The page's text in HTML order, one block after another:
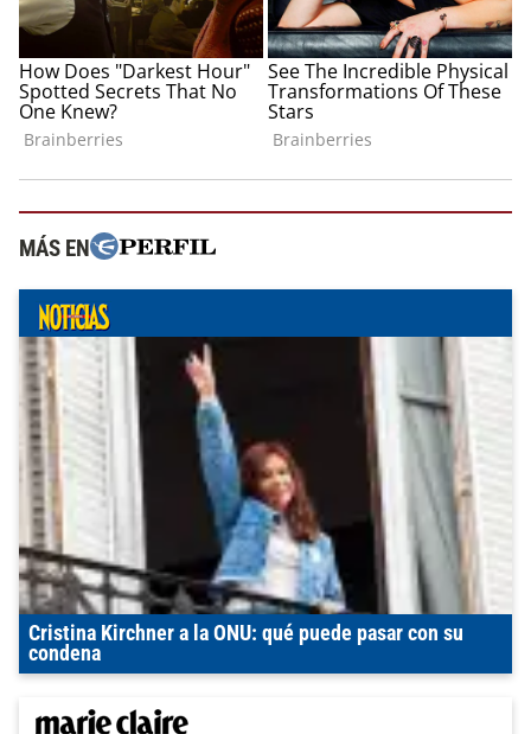
MÁS EN
Cristina Kirchner a la ONU: qué puede pasar con su
condena